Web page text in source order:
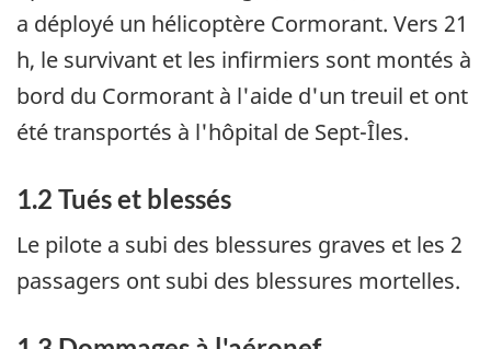
a déployé un hélicoptère Cormorant. Vers 21
h, le survivant et les infirmiers sont montés à
bord du Cormorant à l'aide d'un treuil et ont
été transportés à l'hôpital de Sept-Îles.
1.2 Tués et blessés
Le pilote a subi des blessures graves et les 2
passagers ont subi des blessures mortelles.